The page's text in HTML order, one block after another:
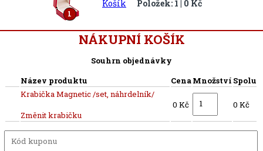
1
Košík Položek: 1 | 0 Kč
NÁKUPNÍ KOŠÍK
Souhrn objednávky
Název produktu
CenaMnožství Spolu
Krabička Magnetic /set, náhrdelník/
Změnit krabičku
0 Kč 0 Kč